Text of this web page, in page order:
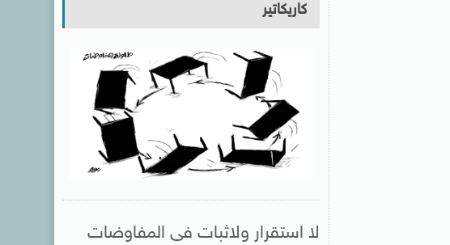
كاريكاتير
لا استقرار ولاثبات فى المفاوضات